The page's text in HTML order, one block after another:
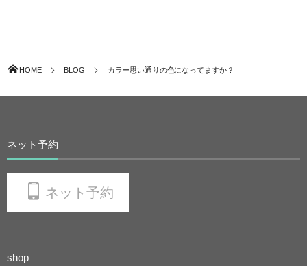
HOME BLOG カラー思い通りの色になってますか？
ネット予約
ネット予約
shop